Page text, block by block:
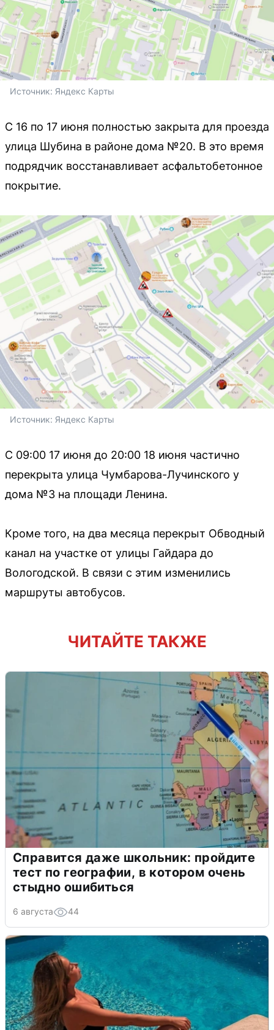
Источник: Яндекс Карты
С 16 по 17 июня полностью закрыта для проезда
улица Шубина в районе дома №20. В это время
подрядчик восстанавливает асфальтобетонное
покрытие.
Источник: Яндекс Карты
С 09:00 17 июня до 20:00 18 июня частично
перекрыта улица Чумбарова-Лучинского у
дома №3 на площади Ленина.
Кроме того, на два месяца перекрыт Обводный
канал на участке от улицы Гайдара до
Вологодской. В связи с этим изменились
маршруты автобусов.
ЧИТАЙТЕ ТАКЖЕ
Справится даже школьник: пройдите
тест по географии, в котором очень
стыдно ошибиться
6 августа 44